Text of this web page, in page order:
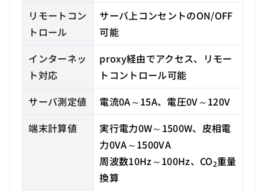
リモートコン
トロール
サーバ上コンセントのON/OFF
可能
インターネッ
ト対応
proxy経由でアクセス、リモー
トコントロール可能
サーバ測定値
電流0A～15A、電圧0V～120V
端末計算値
実行電力0W～1500W、皮相電
力0VA～1500VA
周波数10Hz～100Hz、CO2重量
換算